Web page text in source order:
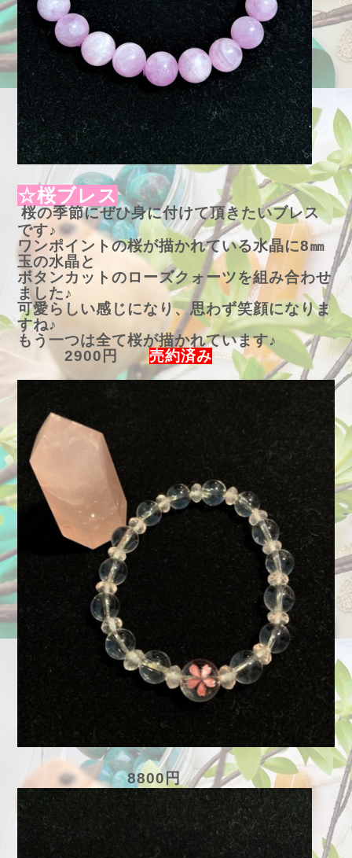
☆桜ブレス
桜の季節にぜひ身に付けて頂きたいブレス
です♪
ワンポイントの桜が描かれている水晶に8㎜
玉の水晶と
ボタンカットのローズクォーツを組み合わせ
ました♪
可愛らしい感じになり、思わず笑顔になりま
すね♪
もう一つは全て桜が描かれています♪
2900円売約済み
8800円